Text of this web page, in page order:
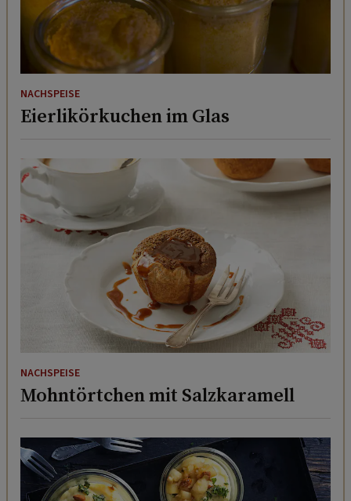
NACHSPEISE
Eierlikörkuchen im Glas
NACHSPEISE
Mohntörtchen mit Salzkaramell